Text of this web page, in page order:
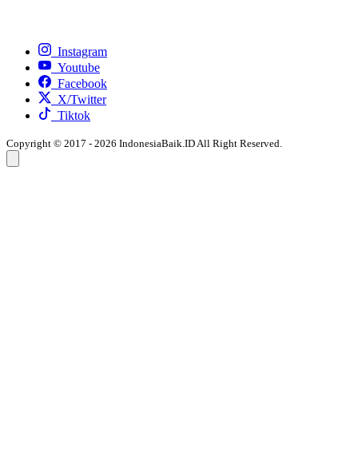
Instagram
Youtube
Facebook
X/Twitter
Tiktok
Copyright © 2017 - 2026 IndonesiaBaik.ID All Right Reserved.